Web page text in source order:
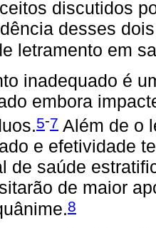
discutidos
desses
letramento em
inadequado é
embora
5-7 Além de o
e efetividade
de saúde
de maior
8